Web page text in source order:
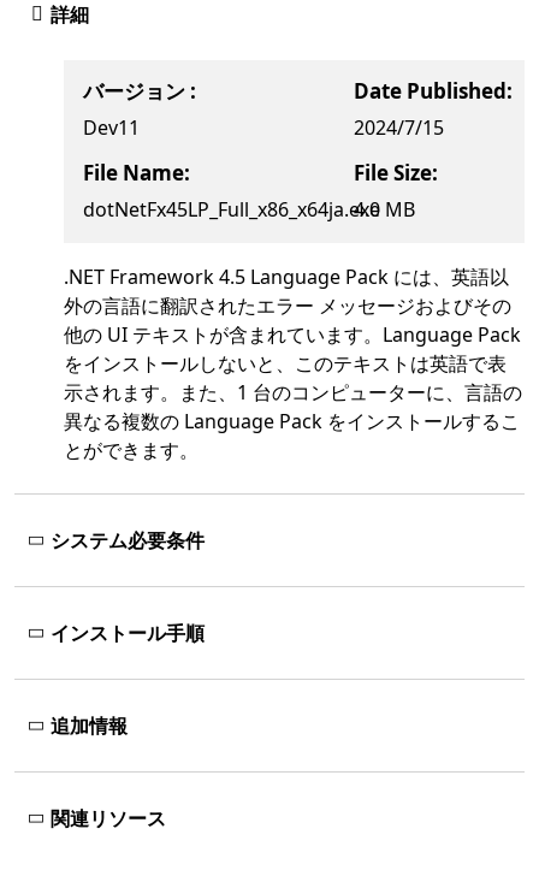
詳細
バージョン :
Dev11
Date Published:
2024/7/15
File Name:
dotNetFx45LP_Full_x86_x64ja.exe
File Size:
4.0 MB
.NET Framework 4.5 Language Pack には、英語以
外の言語に翻訳されたエラー メッセージおよびその
他の UI テキストが含まれています。Language Pack
をインストールしないと、このテキストは英語で表
示されます。また、1 台のコンピューターに、言語の
異なる複数の Language Pack をインストールするこ
とができます。
システム必要条件
インストール手順
追加情報
関連リソース